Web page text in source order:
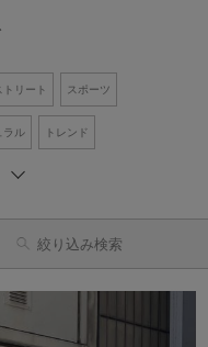
トリート スポーツ
ラル トレンド
シャツコーデ
絞り込み検索